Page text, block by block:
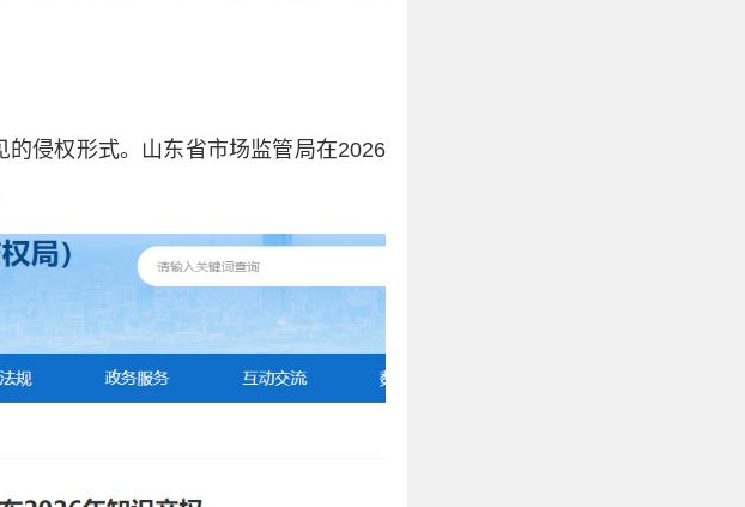
的侵权形式。山东省市场监管局在2026